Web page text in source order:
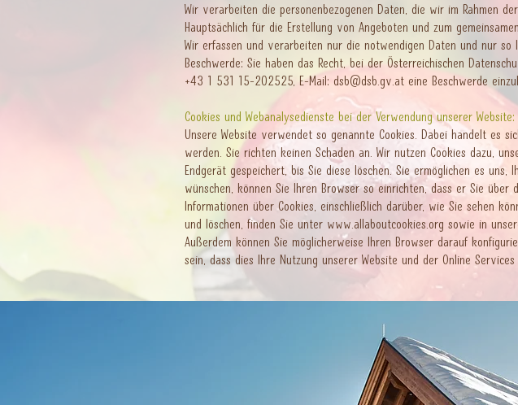
Wir verarbeiten die personenbezogenen Daten, die wir im Rahmen
Hauptsächlich für die Erstellung von Angeboten und zum
Wir erfassen und verarbeiten nur die notwendigen Daten und nur so
Beschwerde: Sie haben das Recht, bei der Österreichischen
+43 1 531 15-202525, E-Mail: dsb@dsb.gv.at eine Be­schwerde
Cookies und Webanalysedienste bei der Verwendung unserer Website:
Unsere Website verwendet so genannte Cookies. Dabei handelt es
werden. Sie richten keinen Schaden an. Wir nutzen Cookies dazu,
Endgerät gespeichert, bis Sie diese löschen. Sie ermöglichen es
wünschen, können Sie Ihren Browser so einrichten, dass er Sie
Informationen über Cookies, einschließlich darüber, wie Sie sehen
und löschen, finden Sie unter www.allaboutcookies.org sowie in
Außerdem können Sie möglicherweise Ihren Browser darauf
sein, dass dies Ihre Nutzung unserer Website und der Online